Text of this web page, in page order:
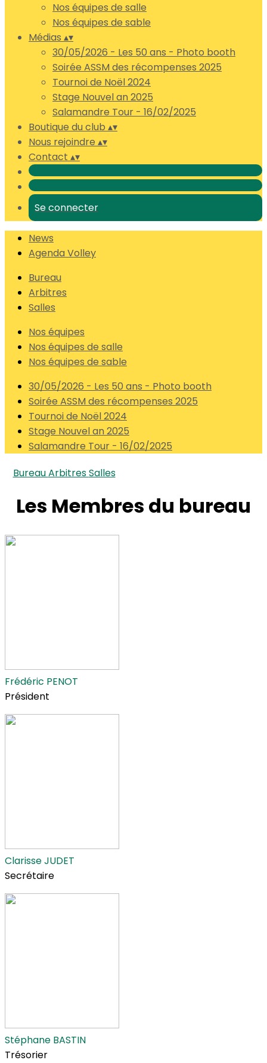
Nos équipes de salle
Nos équipes de sable
Médias ▴▾
30/05/2026 - Les 50 ans - Photo booth
Soirée ASSM des récompenses 2025
Tournoi de Noël 2024
Stage Nouvel an 2025
Salamandre Tour - 16/02/2025
Boutique du club ▴▾
Nous rejoindre ▴▾
Contact ▴▾
Se connecter
News
Agenda Volley
Bureau
Arbitres
Salles
Nos équipes
Nos équipes de salle
Nos équipes de sable
30/05/2026 - Les 50 ans - Photo booth
Soirée ASSM des récompenses 2025
Tournoi de Noël 2024
Stage Nouvel an 2025
Salamandre Tour - 16/02/2025
BureauArbitresSalles
Les Membres du bureau
Frédéric PENOT
Président
Clarisse JUDET
Secrétaire
Stéphane BASTIN
Trésorier